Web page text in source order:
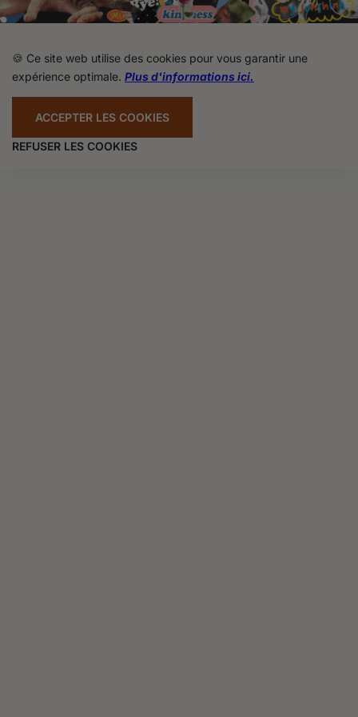
🍪 Ce site web utilise des cookies pour vous garantir une
expérience optimale. Plus d'informations ici.
ACCEPTER LES COOKIES
REFUSER LES COOKIES